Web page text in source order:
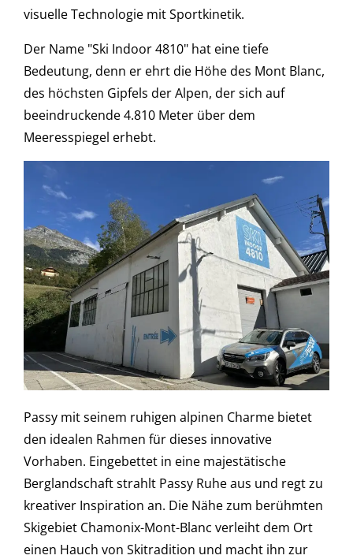
visuelle Technologie mit Sportkinetik.
Der Name "Ski Indoor 4810" hat eine tiefe
Bedeutung, denn er ehrt die Höhe des Mont Blanc,
des höchsten Gipfels der Alpen, der sich auf
beeindruckende 4.810 Meter über dem
Meeresspiegel erhebt.
Passy mit seinem ruhigen alpinen Charme bietet
den idealen Rahmen für dieses innovative
Vorhaben. Eingebettet in eine majestätische
Berglandschaft strahlt Passy Ruhe aus und regt zu
kreativer Inspiration an. Die Nähe zum berühmten
Skigebiet Chamonix-Mont-Blanc verleiht dem Ort
einen Hauch von Skitradition und macht ihn zur